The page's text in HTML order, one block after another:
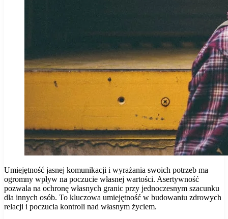
Umiejętność jasnej komunikacji i wyrażania swoich potrzeb ma
ogromny wpływ na poczucie własnej wartości. Asertywność
pozwala na ochronę własnych granic przy jednoczesnym szacunku
dla innych osób. To kluczowa umiejętność w budowaniu zdrowych
relacji i poczucia kontroli nad własnym życiem.